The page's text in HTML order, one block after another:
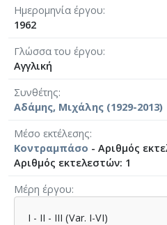
Ημερομηνία έργου
1962
Γλώσσα του έργου
Αγγλική
Συνθέτης
Αδάμης, Μιχάλης (1929-2013)
Μέσο εκτέλεσης
Κοντραμπάσο - Αριθμός
Αριθμός εκτελεστών: 1
Μέρη έργου
I - II - III (Var. I-VI)